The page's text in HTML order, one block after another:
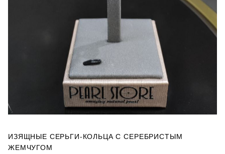
ИЗЯЩНЫЕ СЕРЬГИ-КОЛЬЦА С СЕРЕБРИСТЫМ
ЖЕМЧУГОМ